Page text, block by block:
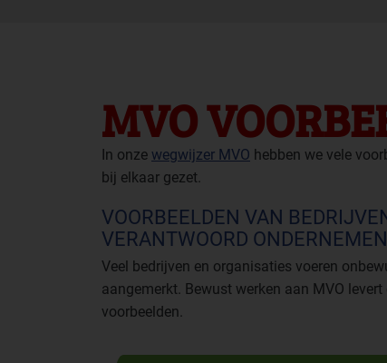
MVO
In onze wegwijzer MVO hebben we vele
bij elkaar gezet.
VOORBEELDEN VAN
VERANTWOORD ONDERNEMEN
Veel bedrijven en organisaties voeren
aangemerkt. Bewust werken aan MVO
voorbeelden.